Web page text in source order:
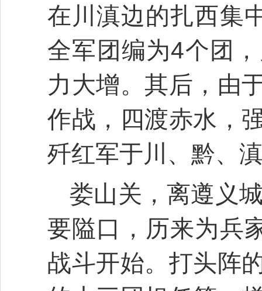
在川滇边的扎西集
全军团编为4个团
力大增。其后，由
作战，四渡赤水，
歼红军于川、黔、
娄山关，离遵义
要隘口，历来为兵
战斗开始。打头阵